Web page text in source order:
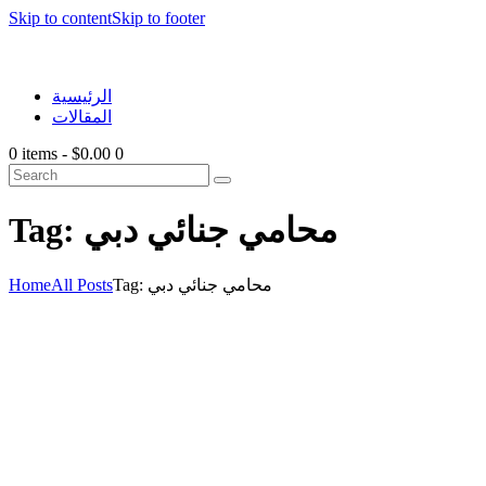
Skip to contentSkip to footer
الرئيسية
المقالات
0 items - $0.00 0
Tag: محامي جنائي دبي
HomeAll Posts Tag: محامي جنائي دبي